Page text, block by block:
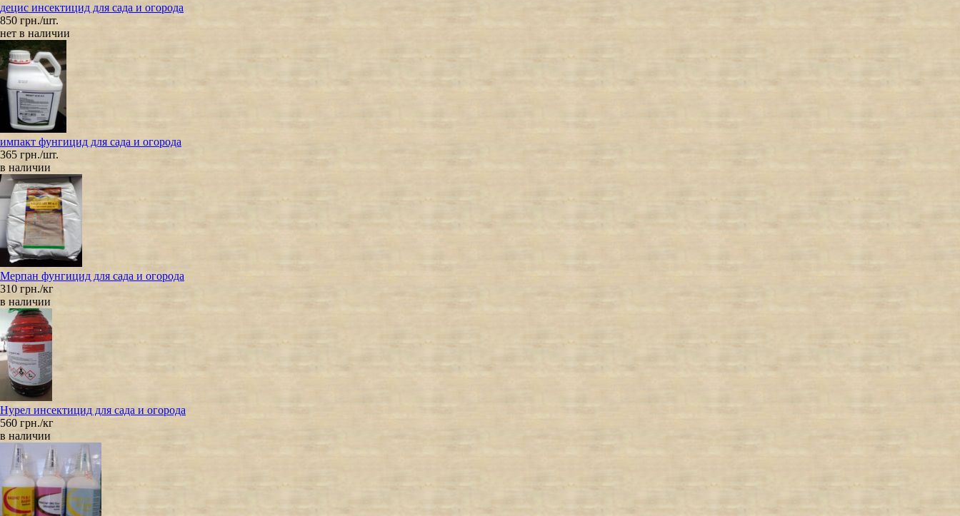
децис инсектицид для сада и огорода
850 грн./шт.
нет в наличии
импакт фунгицид для сада и огорода
365 грн./шт.
в наличии
Мерпан фунгицид для сада и огорода
310 грн./кг
в наличии
Нурел инсектицид для сада и огорода
560 грн./кг
в наличии